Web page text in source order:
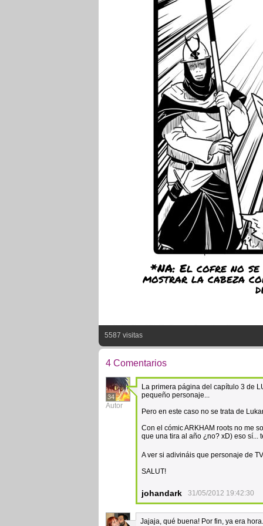
*NA: El cofre no
mostrar la cabeza
5587 visitas
4 Comentarios
34
Autor
La primera página del capítulo 3 de
pequeño personaje...
Pero en este caso no se trata de
Con el cómic ARKHAM roots no me
que una tira al año ¿no? xD) eso sí...
A ver si adivináis que personaje de
SALUT!
johandark 31/05/2012 19:42:30
Jajaja, qué buena! Por fin, ya era